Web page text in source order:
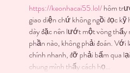
https://keonhacai55.lol/ hôm
giao diện chứ không ngồi đọc
dày đặc nên lướt một vòng thấy
phần nào, không phải đoán. Với
chính nhanh, đỡ phải bấm qua
chung mình thấy cách họ…